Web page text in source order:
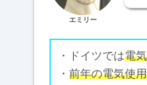
エミリー
・ドイツでは電
・ 前年の電気使